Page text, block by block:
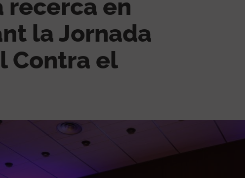
Treball social sanitari
Com arribar
recerca en
la Jornada
Contra el